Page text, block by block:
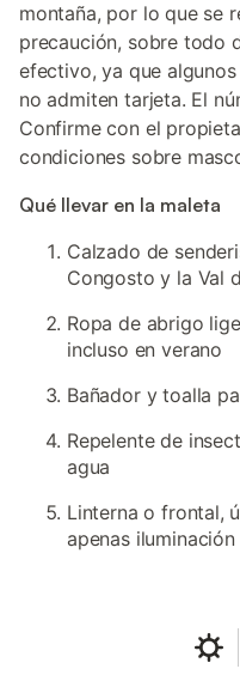
montaña, por lo que se
precaución, sobre todo
efectivo, ya que
no admiten tarjeta. El
Confirme con el
condiciones sobre
Qué llevar en la maleta
Calzado de
Congosto y la Val
Ropa de abrigo
incluso en verano
Bañador y toalla
Repelente de
agua
Linterna o frontal,
apenas iluminación